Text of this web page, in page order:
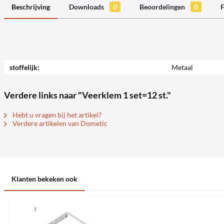
Beschrijving Downloads 0 Beoordelingen 0
stoffelijk: Metaal
Verdere links naar "Veerklem 1 set=12 st."
Hebt u vragen bij het artikel?
Verdere artikelen van Dometic
Klanten bekeken ook